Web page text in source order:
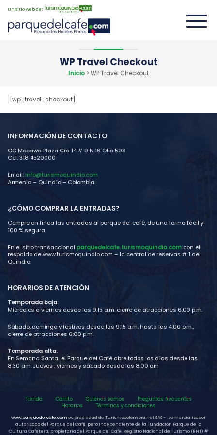
Un sitio web de:
WP Travel Checkout
Inicio > WP Travel Checkout
[wp_travel_checkout]
INFORMACIÓN DE CONTACTO
CC Mocawa Plaza Cra 14 # 9 N 16 Ofic 503
Cel. 318 4520000
Email: info@turismoquindio.com
Armenia – Quindío – Colombia
¿CÓMO COMPRAR LA ENTRADAS?
Compre en línea las entradas al parque del café, de una forma fácil y
100 % segura.
En el sitio transaccional parquedelcafe.turismoquindio.com con el
respaldo de www.turismoquindio.com – la central de reservas # 1 del
Quindio.
HORARIOS DE ATENCIÓN
Temporada baja:
Miércoles a viernes desde las 9:15 a.m. cierre de atracciones 6:00 p.m.
Sábado, domingo y festivos desde las 9:15 a.m. hasta las 4:00 p.m.,
cierre de atracciones 6:00 p.m.
Temporada alta:
En Semana Santa el Parque del Café abre todos los días desde las
8:30 am. Jueves , viernes y sábado desde las 8:00 am
Tienda Carrito Quiénes somos
Preguntas frecuentes
Horarios
Términos y condiciones
www.parquedelcafe.com es propiedad de Turismocolombia.net SAS - , comercializador
autorizado del Parque del Café, pero independiente de la Fundación Parque de la
Cultura Cafetera, propietaria del Parque del Café. Registro Nacional de Turismo (RNT) #